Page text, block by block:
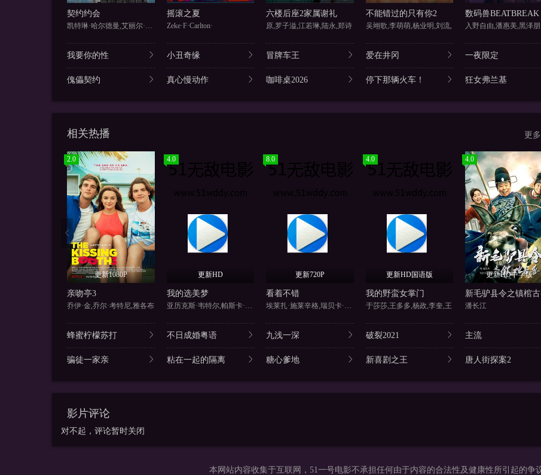
契约约会
凯特琳·哈尔德曼,艾丽尔·塔图
摇滚之夏
Zeke·F·Carlton·
六楼后座2家属谢礼
原,罗子溢,江若琳,陆永,郑诗
不能错过的只有你2
吴翊歌,李萌萌,杨业明,刘流,
数码兽BEATBREAK
我要你的性 小丑奇缘 冒牌车王 爱在井冈 一夜限定
傀儡契约 真心慢动作 咖啡桌2026 停下那辆火车！ 狂女弗兰基
更多
相关热播
2.0
更新1080P
亲吻亭3
乔伊·金,乔尔·考特尼,雅各布
4.0
更新HD
我的选美梦
亚历克斯·韦特尔,帕斯卡·艾比
8.0
更新720P
看着不错
埃莱扎·施莱辛格,瑞贝卡·瑞滕
4.0
更新HD国语版
我的野蛮女掌门
于莎莎,王多多,杨政,李奎,王
4.0
更新HD中字版
新毛驴县令之镇棺
潘长江
蜂蜜柠檬苏打 不日成婚粤语 九浅一深 破裂2021 主流
骗徒一家亲 粘在一起的隔离 糖心爹地 新喜剧之王 唐人街探案2
影片评论
对不起，评论暂时关闭
本网站内容收集于互联网，51一号电影不承担任何由于内容的合法性及健康性所引起的争